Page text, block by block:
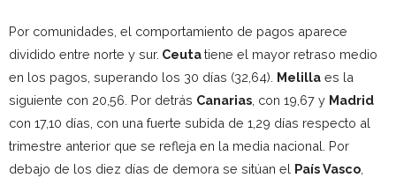
Por comunidades, el comportamiento de pagos aparece
dividido entre norte y sur. Ceutatiene el mayor retraso medio
en los pagos, superando los 30 días (32,64). Melilla es la
siguiente con 20,56. Por detrás Canarias, con 19,67 y Madrid
con 17,10 días, con una fuerte subida de 1,29 días respecto al
trimestre anterior que se refleja en la media nacional. Por
debajo de los diez días de demora se sitúan el País Vasco,